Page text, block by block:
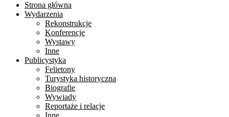
Strona główna
Wydarzenia
Rekonstrukcje
Konferencje
Wystawy
Inne
Publicystyka
Felietony
Turystyka historyczna
Biografie
Wywiady
Reportaże i relacje